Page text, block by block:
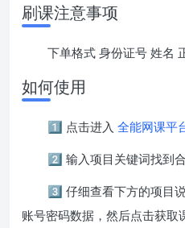
刷课注意事项
下单格式 身份证号 姓名
如何使用
1️⃣ 点击进入 全能网课平
2️⃣ 输入项目关键词找到
3️⃣ 仔细查看下方的项目
账号密码数据，然后点击获取